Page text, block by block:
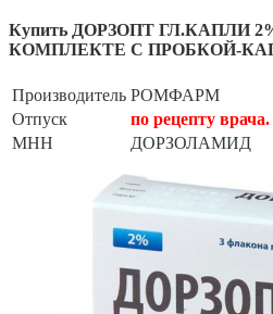
Купить ДОРЗОПТ ГЛ.КАПЛИ
КОМПЛЕКТЕ С ПРОБКОЙ-
Производитель РОМФАРМ
Отпуск
по рецепту врача.
МНН
ДОРЗОЛАМИД